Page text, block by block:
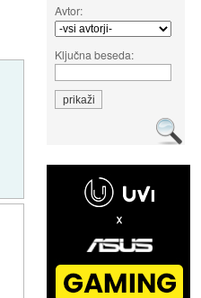
Avtor:
Ključna beseda: